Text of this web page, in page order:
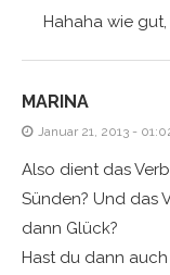
Hahaha wie
MARINA
Januar 21, 2013 -
Also dient das
Sünden? Und das
dann Glück?
Hast du dann